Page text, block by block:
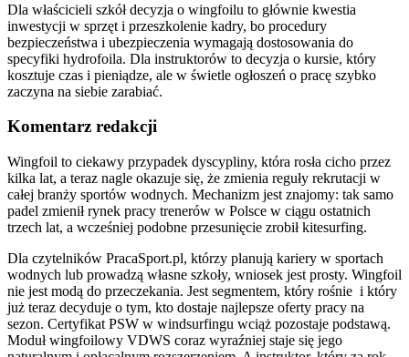
Dla właścicieli szkół decyzja o wingfoilu to głównie kwestia
inwestycji w sprzęt i przeszkolenie kadry, bo procedury
bezpieczeństwa i ubezpieczenia wymagają dostosowania do
specyfiki hydrofoila. Dla instruktorów to decyzja o kursie, który
kosztuje czas i pieniądze, ale w świetle ogłoszeń o pracę szybko
zaczyna na siebie zarabiać.
Komentarz redakcji
Wingfoil to ciekawy przypadek dyscypliny, która rosła cicho przez
kilka lat, a teraz nagle okazuje się, że zmienia reguły rekrutacji w
całej branży sportów wodnych. Mechanizm jest znajomy: tak samo
padel zmienił rynek pracy trenerów w Polsce w ciągu ostatnich
trzech lat, a wcześniej podobne przesunięcie zrobił kitesurfing.
Dla czytelników PracaSport.pl, którzy planują kariery w sportach
wodnych lub prowadzą własne szkoły, wniosek jest prosty. Wingfoil
nie jest modą do przeczekania. Jest segmentem, który rośnie i który
już teraz decyduje o tym, kto dostaje najlepsze oferty pracy na
sezon. Certyfikat PSW w windsurfingu wciąż pozostaje podstawą.
Moduł wingfoilowy VDWS coraz wyraźniej staje się jego